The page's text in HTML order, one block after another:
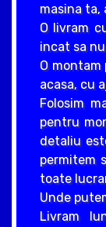
masina ta,
O livram
incat sa
O
acasa, cu
Folosim
pentru
detaliu
permitem
toate
Unde
Livram